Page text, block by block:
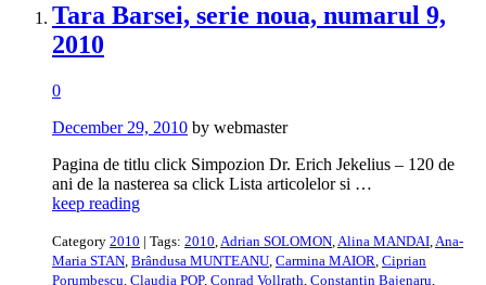
Tara Barsei, serie noua, numarul 9,
2010
0
December 29, 2010 by webmaster
Pagina de titlu click Simpozion Dr. Erich Jekelius – 120 de
ani de la nasterea sa click Lista articolelor si …
keep reading
Category 2010 | Tags: 2010,Adrian SOLOMON,Alina MANDAI,Ana-
Maria STAN, Brândusa MUNTEANU, Carmina MAIOR, Ciprian
Porumbescu, Claudia POP, Conrad Vollrath, Constantin Bajenaru,